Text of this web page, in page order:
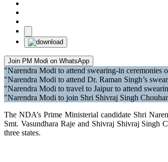
Join PM Modi on WhatsApp
"Narendra Modi to attend swearing-in ceremonies
"Narendra Modi to attend Dr. Raman Singh’s
"Narendra Modi to travel to Jaipur to attend
"Narendra Modi to join Shri Shivraj Singh
The NDA’s Prime Ministerial candidate Shri
Smt. Vasundhara Raje and Shivraj Shivraj Singh
three states.